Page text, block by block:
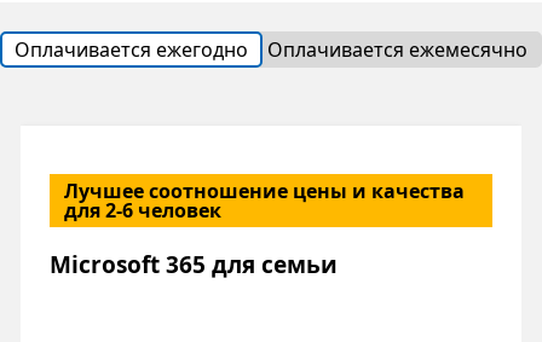
Оплачивается ежегодно Оплачивается ежемесячно
Лучшее соотношение цены и качества
для 2-6 человек
Microsoft 365 для семьи